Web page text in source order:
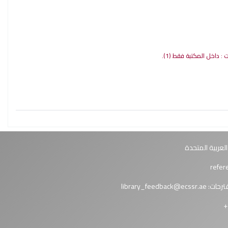
: داخل المكتبة فقط(1).
المتحدة
library_feedback@ecssr.ae